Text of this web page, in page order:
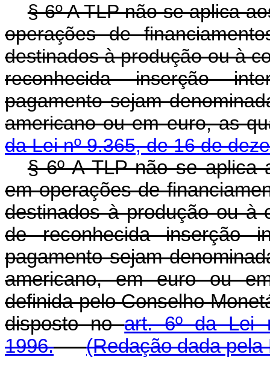
§ 6º A TLP não se aplica
operações de
destinados à produção ou à
reconhecida inserção
pagamento sejam
americano ou em euro, as
da Lei nº 9.365, de 16 de
§ 6º A TLP não se aplica
em operações de
destinados à produção ou à
de reconhecida inserção
pagamento sejam
americano, em euro ou
definida pelo Conselho
disposto noart. 6º da Lei
1996.
(Redação dada pela